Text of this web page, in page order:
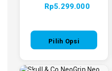
Rp5.299.000
Pilih Opsi